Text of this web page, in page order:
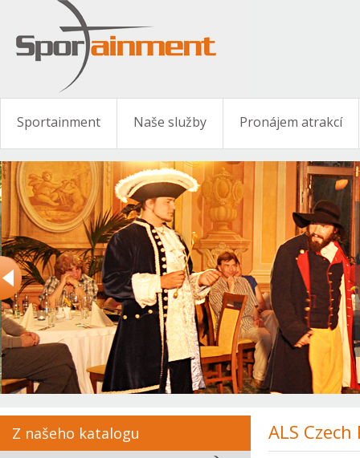
Sportainment Naše služby Pronájem atrakcí
Z našeho katalogu ALS